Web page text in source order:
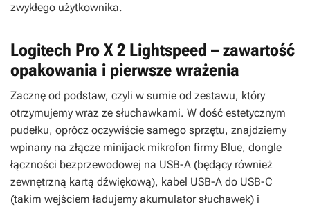
zwykłego użytkownika.
Logitech Pro X 2 Lightspeed – zawartość
opakowania i pierwsze wrażenia
Zacznę od podstaw, czyli w sumie od zestawu, który
otrzymujemy wraz ze słuchawkami. W dość estetycznym
pudełku, oprócz oczywiście samego sprzętu, znajdziemy
wpinany na złącze minijack mikrofon firmy Blue, dongle
łączności bezprzewodowej na USB-A (będący również
zewnętrzną kartą dźwiękową), kabel USB-A do USB-C
(takim wejściem ładujemy akumulator słuchawek) i